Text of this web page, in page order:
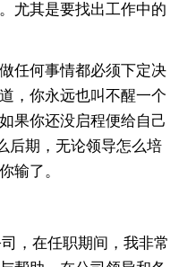
尤其是要找出工作中的
何事情都必须下定决
，你永远也叫不醒一个
果你还没启程便给自己
后期，无论领导怎么培
输了。
在任职期间，我非常